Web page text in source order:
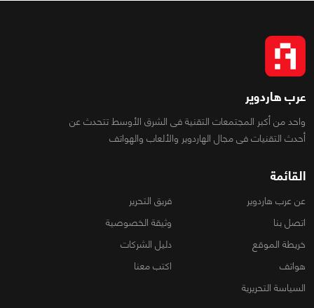
عرب هاردوير
واحد من أكبر المجتمعات التقنية فى الشرق الأوسط تتحدث عن
أحدث التقنيات فى مجال الهاردوير والألعاب والهواتف
القائمة
عن عرب هاردوير
فريق التحرير
اتصل بنا
وثيقة الخصوصية
خريطة الموقع
دليل الشركات
هواتف
اكتب معنا
السياسة التحريرية